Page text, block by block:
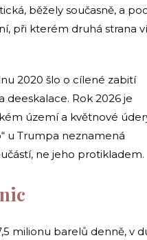
běžely současně, a
při kterém druhá strana
2020 šlo o cílené zabití
deeskalace. Rok 2026 je
území a květnové
u Trumpa neznamená
ne jeho protikladem.
milionu barelů denně, v